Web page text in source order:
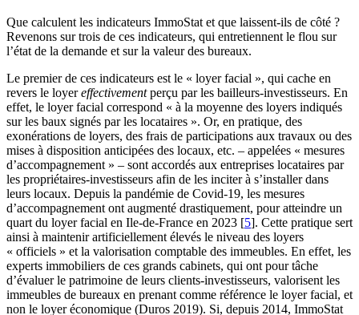
Que calculent les indicateurs ImmoStat et que laissent-ils de côté ?
Revenons sur trois de ces indicateurs, qui entretiennent le flou sur
l’état de la demande et sur la valeur des bureaux.
Le premier de ces indicateurs est le « loyer facial », qui cache en
revers le loyereffectivementperçu par les bailleurs-investisseurs. En
effet, le loyer facial correspond « à la moyenne des loyers indiqués
sur les baux signés par les locataires ». Or, en pratique, des
exonérations de loyers, des frais de participations aux travaux ou des
mises à disposition anticipées des locaux, etc. – appelées « mesures
d’accompagnement » – sont accordés aux entreprises locataires par
les propriétaires-investisseurs afin de les inciter à s’installer dans
leurs locaux. Depuis la pandémie de Covid-19, les mesures
d’accompagnement ont augmenté drastiquement, pour atteindre un
quart du loyer facial en Ile-de-France en 2023 [5]. Cette pratique sert
ainsi à maintenir artificiellement élevés le niveau des loyers
« officiels » et la valorisation comptable des immeubles. En effet, les
experts immobiliers de ces grands cabinets, qui ont pour tâche
d’évaluer le patrimoine de leurs clients-investisseurs, valorisent les
immeubles de bureaux en prenant comme référence le loyer facial, et
non le loyer économique (Duros 2019). Si, depuis 2014, ImmoStat